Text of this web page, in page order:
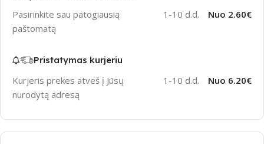
Pasirinkite sau patogiausią
paštomatą
1-10 d.d. Nuo 2.60€
Pristatymas kurjeriu
Kurjeris prekes atveš į Jūsų
nurodytą adresą
1-10 d.d. Nuo 6.20€